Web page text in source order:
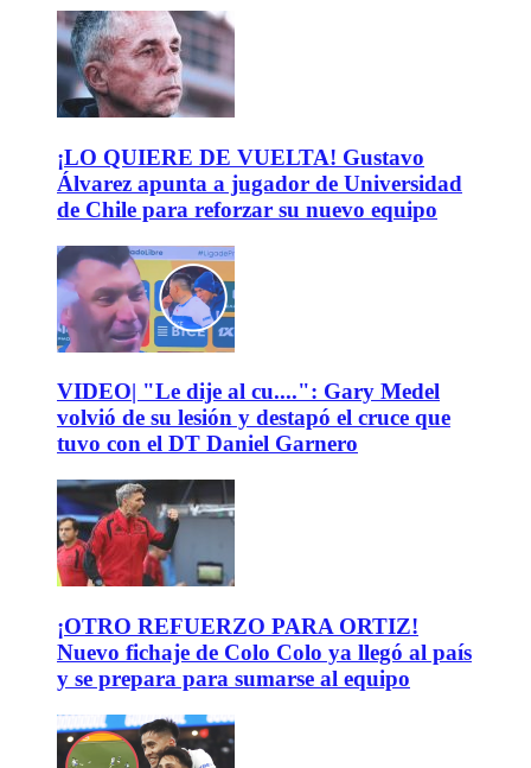
¡LO QUIERE DE VUELTA! Gustavo
Álvarez apunta a jugador de Universidad
de Chile para reforzar su nuevo equipo
VIDEO| "Le dije al cu....": Gary Medel
volvió de su lesión y destapó el cruce que
tuvo con el DT Daniel Garnero
¡OTRO REFUERZO PARA ORTIZ!
Nuevo fichaje de Colo Colo ya llegó al país
y se prepara para sumarse al equipo